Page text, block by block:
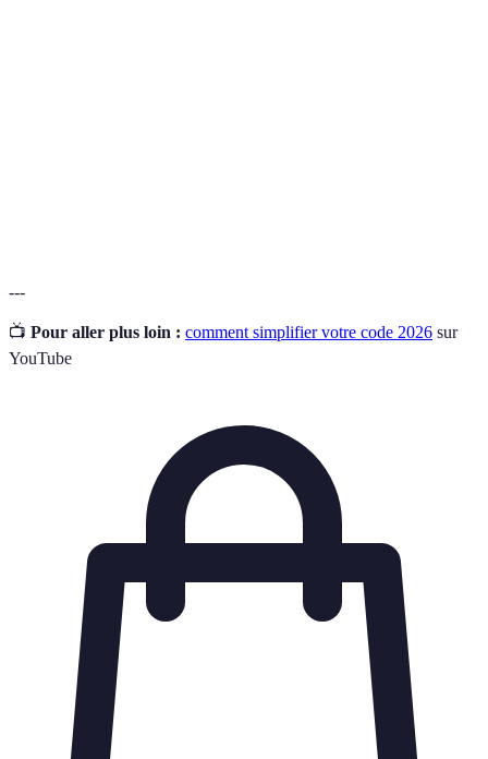
---
📺 Pour aller plus loin : comment simplifier votre code 2026 sur
YouTube